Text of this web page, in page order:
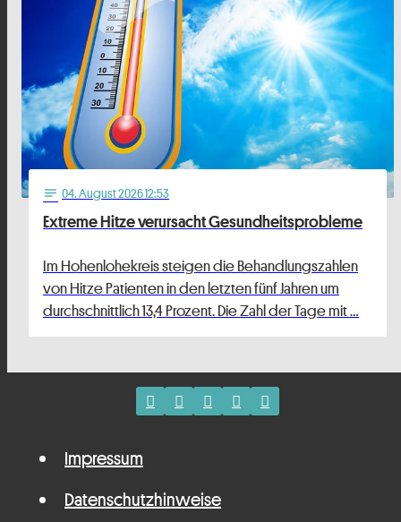
notes 04. August 2026 12:53
Extreme Hitze verursacht Gesundheitsprobleme
Im Hohenlohekreis steigen die Behandlungszahlen
von Hitze Patienten in den letzten fünf Jahren um
durchschnittlich 13,4 Prozent. Die Zahl der Tage mit …
Impressum
Datenschutzhinweise